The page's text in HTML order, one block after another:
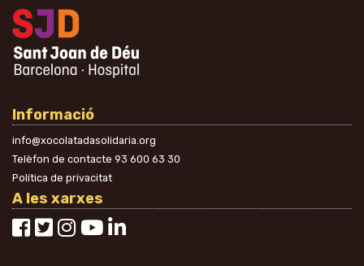
Informació
info@xocolatadasolidaria.org
Telèfon de contacte 93 600 63 30
Política de privacitat
A les xarxes